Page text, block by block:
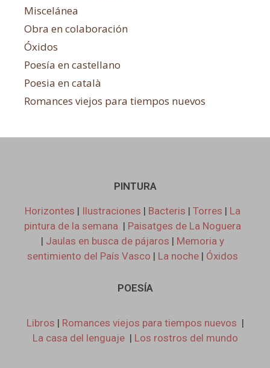
Miscelánea
Obra en colaboración
Óxidos
Poesía en castellano
Poesia en català
Romances viejos para tiempos nuevos
PINTURA
Horizontes | Ilustraciones | Bacteris | Torres | La
pintura de la semana | Paisatges de La Noguera
| Jaulas en busca de pájaros | Memoria y
sentimiento del País Vasco | La noche| Óxidos
POESÍA
Libros | Romances viejos para tiempos nuevos |
La casa del lenguaje| Los rostros del mundo